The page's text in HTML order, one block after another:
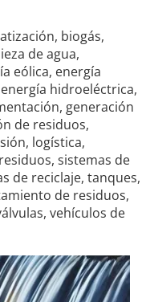
biogás,
de agua,
eólica, energía
hidroeléctrica,
generación
de residuos,
logística,
sistemas de
de reciclaje, tanques,
de residuos,
vehículos de